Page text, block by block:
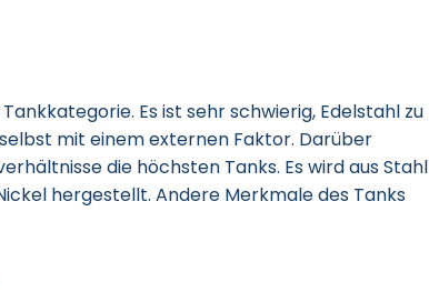
Es ist sehr schwierig, Edelstahl zu
mit einem externen Faktor. Darüber
die höchsten Tanks. Es wird aus Stahl
hergestellt. Andere Merkmale des Tanks